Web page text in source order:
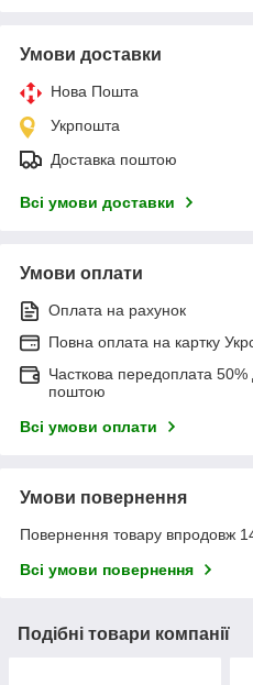
Умови доставки
Нова Пошта
Укрпошта
Доставка поштою
Всі умови доставки
Умови оплати
Оплата на рахунок
Повна оплата на картку
Часткова передоплата
поштою
Всі умови оплати
Умови повернення
Повернення товару впродовж
Всі умови повернення
Подібні товари компанії